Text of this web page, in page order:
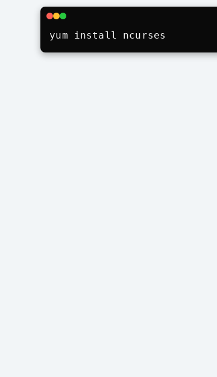
yum install ncurses